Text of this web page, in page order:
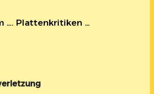
…. Plattenkritiken …